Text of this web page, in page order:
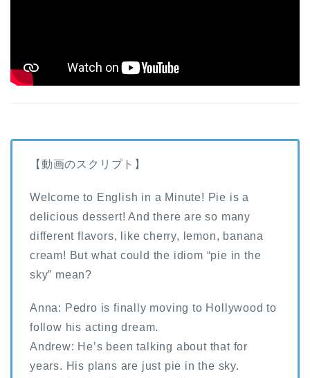
【動画のスクリプト】
Welcome to English in a Minute! Pie is a
delicious dessert! And there are so many
different flavors, like cherry, lemon, banana
cream! But what could the idiom “pie in the
sky” mean?
Anna: Pedro is finally moving to Hollywood to
follow his acting dream.
Andrew: He’s been talking about that for
years. His plans are just pie in the sky.